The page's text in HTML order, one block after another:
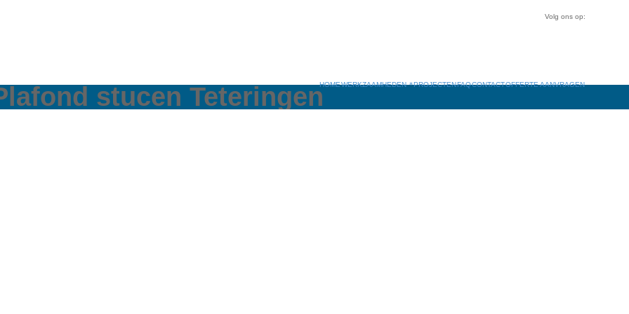
Volg ons op:
HOMEWERKZAAMHEDEN PROJECTENFAQCONTACTOFFERTE AANVRAGEN
stucen Teteringen